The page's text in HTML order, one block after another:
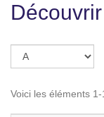
Voici les éléments 1-